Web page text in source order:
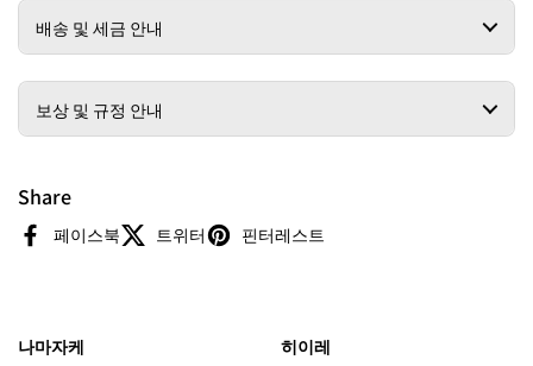
배송 및 세금 안내
보상 및 규정 안내
Share
페이스북 트위터 핀터레스트
나마자케 히이레